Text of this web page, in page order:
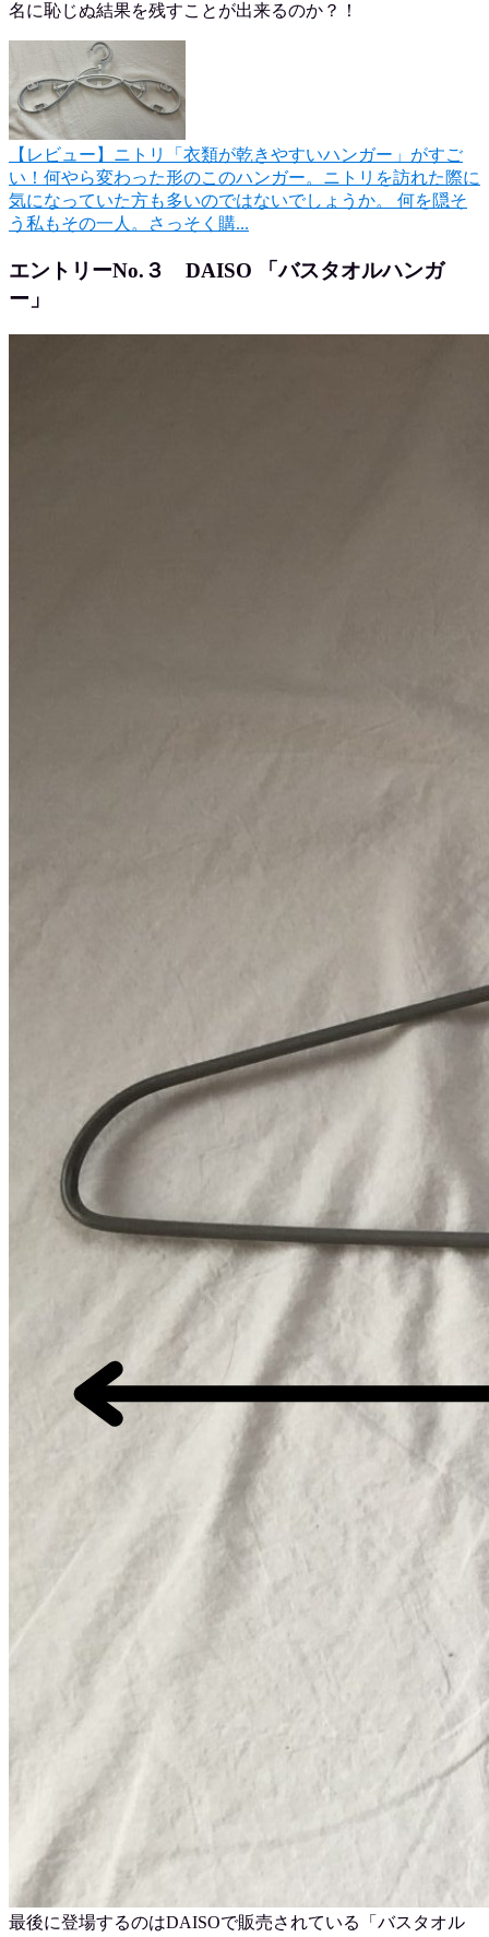
名に恥じぬ結果を残すことが出来るのか？！
【レビュー】ニトリ「衣類が乾きやすいハンガー」がすご
い！ 何やら変わった形のこのハンガー。ニトリを訪れた際に
気になっていた方も多いのではないでしょうか。 何を隠そ
う私もその一人。さっそく購...
エントリーNo.３ DAISO 「バスタオルハンガ
ー」
最後に登場するのはDAISOで販売されている「バスタオル